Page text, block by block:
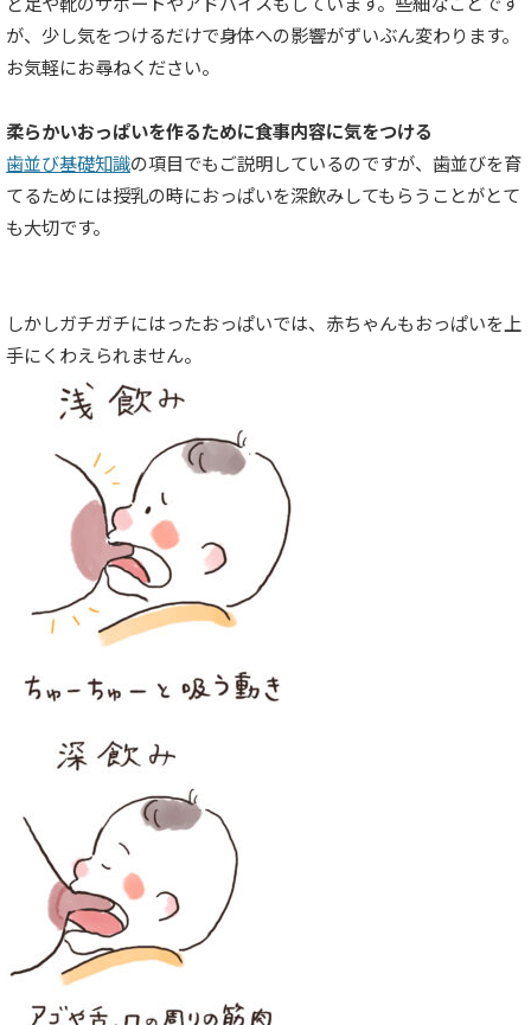
が、少し気をつけるだけで身体への影響がずいぶん変わります。
お気軽にお尋ねください。
柔らかいおっぱいを作るために食事内容に気をつける
歯並び基礎知識の項目でもご説明しているのですが、歯並びを育
てるためには授乳の時におっぱいを深飲みしてもらうことがとて
も大切です。
しかしガチガチにはったおっぱいでは、赤ちゃんもおっぱいを上
手にくわえられません。